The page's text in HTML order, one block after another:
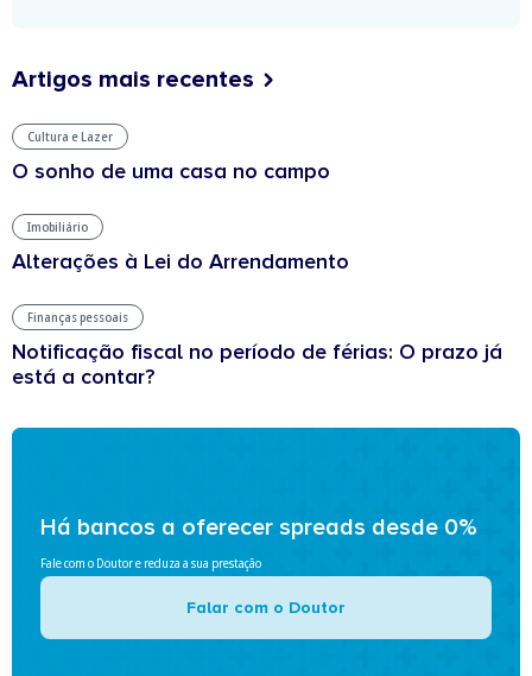
Artigos mais recentes
Cultura e Lazer
O sonho de uma casa no campo
Imobiliário
Alterações à Lei do Arrendamento
Finanças pessoais
Notificação fiscal no período de férias: O prazo já
está a contar?
Há bancos a oferecer spreads desde 0%
Fale com o Doutor e reduza a sua prestação
Falar com o Doutor